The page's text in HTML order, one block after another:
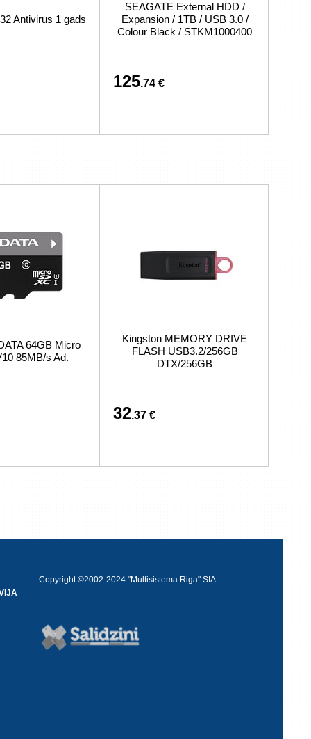
Antivirus 1 gads
SEAGATE External HDD /
Expansion / 1TB / USB 3.0 /
Colour Black / STKM1000400
125.74 €
64GB Micro
85MB/s Ad.
Kingston MEMORY DRIVE
FLASH USB3.2/256GB
DTX/256GB
32.37 €
Copyright ©2002-2024 "Multisistema Riga" SIA